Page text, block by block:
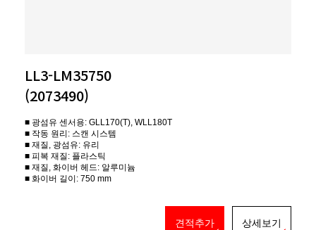
LL3-LM35750
(2073490)
■ 광섬유 센서용: GLL170(T), WLL180T
■ 작동 원리: 스캔 시스템
■ 재질, 광섬유: 유리
■ 피복 재질: 플라스틱
■ 재질, 화이버 헤드: 알루미늄
■ 화이버 길이: 750 mm
견적추가 상세보기